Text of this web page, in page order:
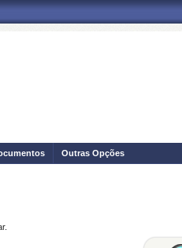
Outras Opções